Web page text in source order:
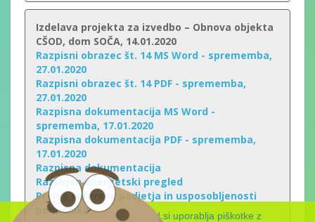
Izdelava projekta za izvedbo – Obnova objekta
CŠOD, dom SOČA, 14.01.2020
Razpisni obrazec št. 14 MS Word - sprememba,
27.01.2020
Razpisni obrazec št. 14 PDF - sprememba,
27.01.2020
Razpisna dokumentacija MS Word -
sprememba, 17.01.2020
Razpisna dokumentacija PDF - sprememba,
17.01.2020
Razpisna dokumentacija
Razširjen energetski pregled
Prelog referenc podjetja in usposobljenosti
ponudnika
Spletna stran www.csod.si uporablja piškotke z